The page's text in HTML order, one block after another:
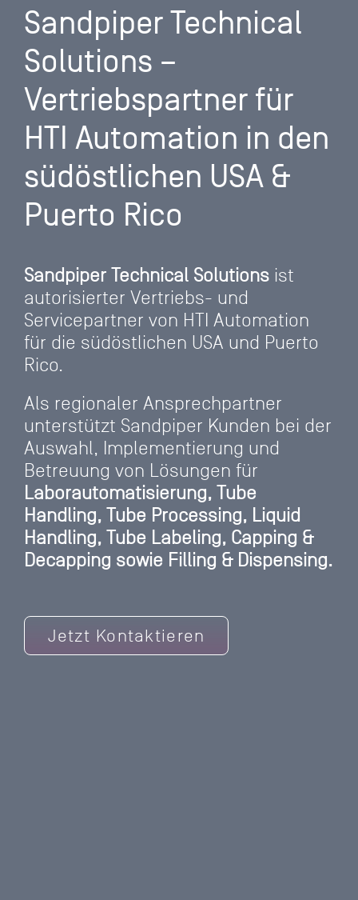
Sandpiper Technical
Solutions –
Vertriebspartner für
HTI Automation in den
südöstlichen USA &
Puerto Rico
Sandpiper Technical Solutions ist
autorisierter Vertriebs- und
Servicepartner von HTI Automation
für die südöstlichen USA und Puerto
Rico.
Als regionaler Ansprechpartner
unterstützt Sandpiper Kunden bei der
Auswahl, Implementierung und
Betreuung von Lösungen für
Laborautomatisierung, Tube
Handling, Tube Processing, Liquid
Handling, Tube Labeling, Capping &
Decapping sowie Filling & Dispensing.
Jetzt Kontaktieren